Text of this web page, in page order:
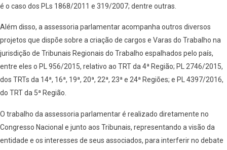
é o caso dos PLs 1868/2011 e 319/2007; dentre outras.
Além disso, a assessoria parlamentar acompanha outros diversos
projetos que dispõe sobre a criação de cargos e Varas do Trabalho na
jurisdição de Tribunais Regionais do Trabalho espalhados pelo país,
entre eles o PL 956/2015, relativo ao TRT da 4ª Região; PL 2746/2015,
dos TRTs da 14ª, 16ª, 19ª, 20ª, 22ª, 23ª e 24ª Regiões; e PL 4397/2016,
do TRT da 5ª Região.
O trabalho da assessoria parlamentar é realizado diretamente no
Congresso Nacional e junto aos Tribunais, representando a visão da
entidade e os interesses de seus associados, para interferir no debate